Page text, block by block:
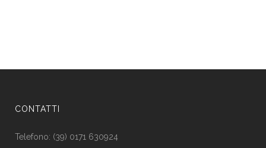
CONTATTI
Telefono: (39) 0171 630924